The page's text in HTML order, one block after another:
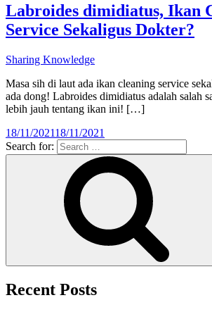
Labroides dimidiatus, Ikan
Service Sekaligus Dokter?
Sharing Knowledge
Masa sih di laut ada ikan cleaning service
ada dong! Labroides dimidiatus adalah salah
lebih jauh tentang ikan ini! […]
18/11/202118/11/2021
Search for:
Recent Posts